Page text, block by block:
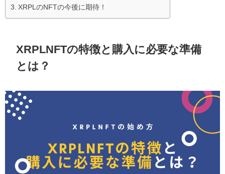
XRPLのNFTの今後に期待！
XRPLNFTの特徴と購入に必要な準備
とは？